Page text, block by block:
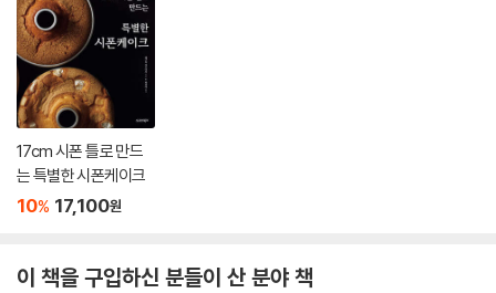
17cm 시폰 틀로 만드
는 특별한 시폰케이크
10% 17,100원
이 책을 구입하신 분들이 산 분야 책